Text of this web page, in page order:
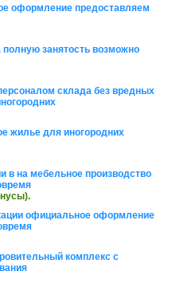
оформление предоставляем
занятость возможно
склада без вредных
жилье для иногородних
в на мебельное производство
официальное оформление
комплекс с